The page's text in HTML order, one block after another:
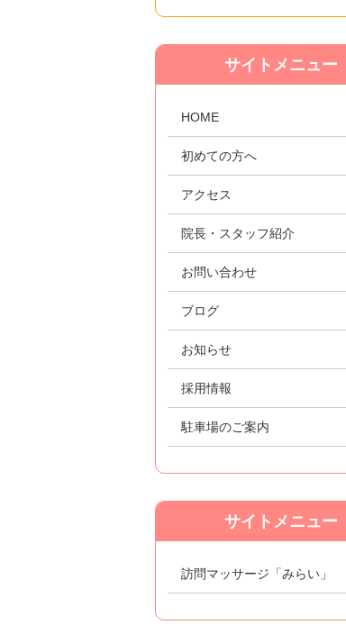
サイトメニュー
HOME
初めての方へ
アクセス
院長・スタッフ紹介
お問い合わせ
ブログ
お知らせ
採用情報
駐車場のご案内
サイトメニュー
訪問マッサージ「みらい」